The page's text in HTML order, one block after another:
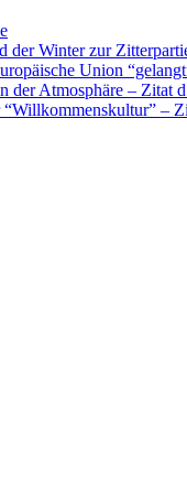
der Winter zur
Union
der Atmosphäre – Zitat
–